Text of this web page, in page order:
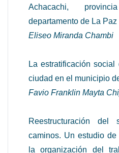
Achacachi,
departamento de La
Eliseo Miranda Chambi
La estratificación
ciudad en el municipio
Favio Franklin Mayta
Reestructuración del
caminos. Un estudio
la organización del